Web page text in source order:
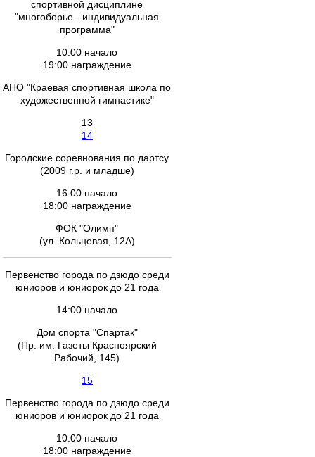
спортивной дисциплине
"многоборье - индивидуальная
программа"
10:00 начало
19:00 награждение
АНО "Краевая спортивная школа по
художественной гимнастике"
13
14
Городские соревнования по дартсу
(2009 г.р. и младше)
16:00 начало
18:00 награждение
ФОК "Олимп"
(ул. Кольцевая, 12А)
Первенство города по дзюдо среди
юниоров и юниорок до 21 года
14:00 начало
Дом спорта "Спартак"
(Пр. им. Газеты Красноярский
Рабочий, 145)
15
Первенство города по дзюдо среди
юниоров и юниорок до 21 года
10:00 начало
18:00 награждение